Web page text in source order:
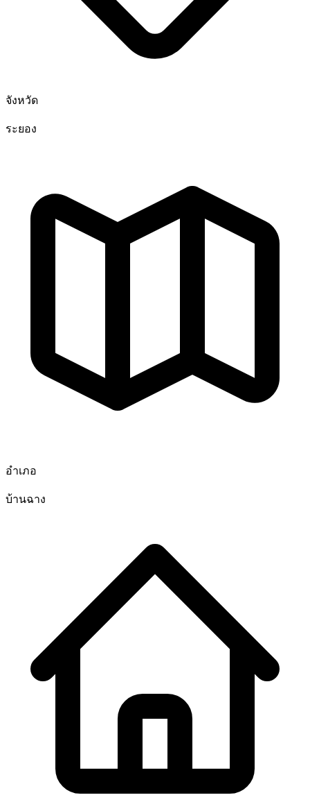
จังหวัด
ระยอง
อำเภอ
บ้านฉาง